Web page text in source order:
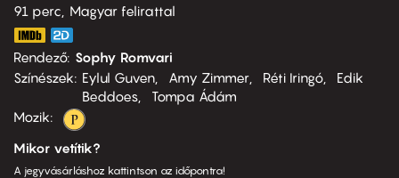
91 perc,
Magyar felirattal
Rendező Sophy Romvari
Színészek
Eylul Guven Amy Zimmer Réti Iringó
Edik
Beddoes
Tompa Ádám
Mozik:
Mikor vetítik?
A jegyvásárláshoz kattintson az időpontra!